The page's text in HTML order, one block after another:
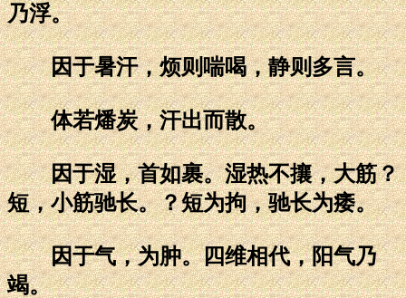
乃浮。
因于暑汗，烦则喘喝，静则多言。
体若燔炭，汗出而散。
因于湿，首如裹。湿热不攘，大筋？
短，小筋驰长。？短为拘，驰长为痿。
因于气，为肿。四维相代，阳气乃
竭。